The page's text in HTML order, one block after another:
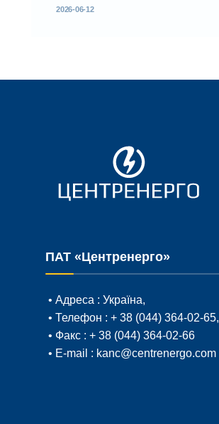
2026-06-12
ПАТ «Центренерго»
• Адреса : Україна,
• Телефон : + 38 (044) 364-02-65,
• Факс : + 38 (044) 364-02-66
• E-mail : kanc@centrenergo.com